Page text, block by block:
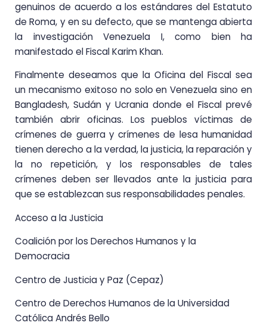
genuinos de acuerdo a los estándares del Estatuto
de Roma, y en su defecto, que se mantenga abierta
la investigación Venezuela I, como bien ha
manifestado el Fiscal Karim Khan.
Finalmente deseamos que la Oficina del Fiscal sea
un mecanismo exitoso no solo en Venezuela sino en
Bangladesh, Sudán y Ucrania donde el Fiscal prevé
también abrir oficinas. Los pueblos víctimas de
crímenes de guerra y crímenes de lesa humanidad
tienen derecho a la verdad, la justicia, la reparación y
la no repetición, y los responsables de tales
crímenes deben ser llevados ante la justicia para
que se establezcan sus responsabilidades penales.
Acceso a la Justicia
Coalición por los Derechos Humanos y la
Democracia
Centro de Justicia y Paz (Cepaz)
Centro de Derechos Humanos de la Universidad
Católica Andrés Bello